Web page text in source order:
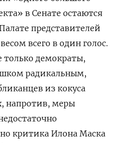
в Сенате остаются
представителей
всего в один голос.
демократы,
радикальным,
из кокуса
напротив, меры
критика Илона Маска